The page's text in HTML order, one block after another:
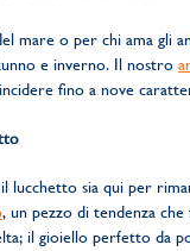
mare o per chi ama gli
e inverno. Il nostro
fino a nove
lucchetto sia qui per
, un pezzo di tendenza
il gioiello perfetto da